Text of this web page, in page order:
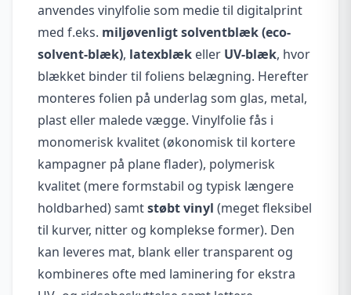
anvendes vinylfolie som medie til digitalprint
med f.eks. miljøvenligt solventblæk (eco-
solvent-blæk), latexblæk eller UV-blæk, hvor
blækket binder til foliens belægning. Herefter
monteres folien på underlag som glas, metal,
plast eller malede vægge. Vinylfolie fås i
monomerisk kvalitet (økonomisk til kortere
kampagner på plane flader), polymerisk
kvalitet (mere formstabil og typisk længere
holdbarhed) samtstøbt vinyl (meget fleksibel
til kurver, nitter og komplekse former). Den
kan leveres mat, blank eller transparent og
kombineres ofte med laminering for ekstra